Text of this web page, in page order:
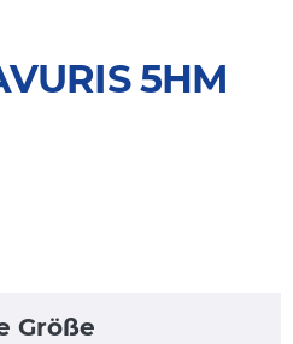
5HM
Größe